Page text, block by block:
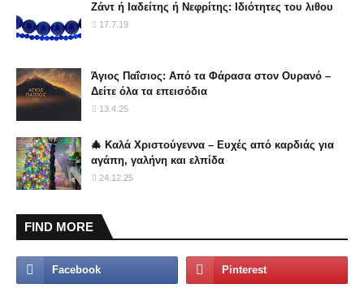
Ζάντ ή Ιαδείτης ή Νεφρίτης: Ιδιότητες του λιθου
17.7.19
Άγιος Παΐσιος: Από τα Φάρασα στον Ουρανό –
Δείτε όλα τα επεισόδια
13.4.25
🎄 Καλά Χριστούγεννα – Ευχές από καρδιάς για
αγάπη, γαλήνη και ελπίδα
24.12.25
FIND MORE